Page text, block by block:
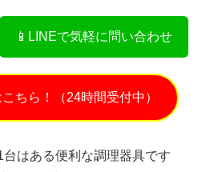
📱LINEで気軽に問い合わせ
ちら！（24時間受付中）
はある便利な調理器具です